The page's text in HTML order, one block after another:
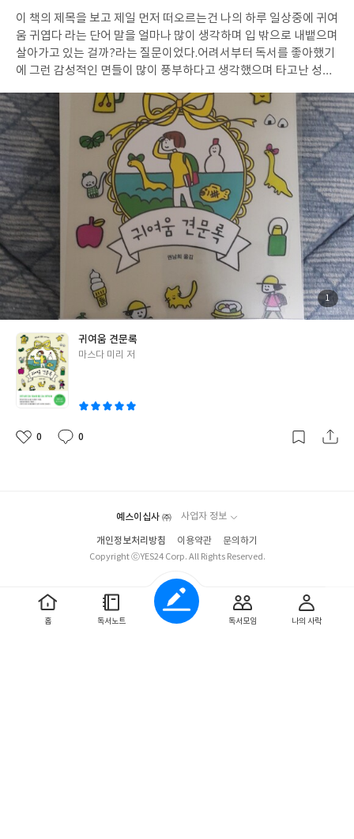
의 미성년자 소녀,윗층에 사는 수상한 행동을 하는 남자,그 남자를
미행하는 여자 이 세 사람의 얽히고 설힌 무서운 이야기를 담은 '위
층집',층간소음의 가장 극단적인 사례를 보는 듯한 한 아파트에서
일어난 노부부 살인사건을 다룬 '카오스 아파트의 층간소음 전쟁',
뜻밖의 진실을 그린 '소리 사이',매일 옆집에서 들려오는 여자의 신
음소리의 정체와 전혀 예상밖의 황당한 결말이 기다리는 '506호의
요상한 신음'까지 단순히 그려지는 층간소음 때문에 생기는 현실적
인 이웃끼리의 갈등 외에도 층간소음 안에서 공포 오컬트 유머등 다
양한 장르의 재료들을 버무리며 흥미로운 네 가지의 이야기를 담았
다. 과거의 경험과 뉴스에서 보았던 여러 사례들,위층집을 읽고 느
낀점은 역시 층간소음은 시간이 지나면 익숙해져 내성이 생기는게
아닌 오히려 그 반대로 자신을 최악의 상황으로 몰고 갈수 있다는 것
이고 자신이 피해자 입장에서 언제든 가해자 입장이 될수도 있는 당
사자가 아니면 절대 모르는 매우 어려운 민감한 문제라서 이건 이 복
잡한 도시에서 살아가기 위한 언제든 찾아올 수 있는 숙명과 같은 것
이 아닐까 라는 생각도 든다. 소재가 소재인만큼 장편보다는 단편의
매우 어울릴만한 현실적이고 흥미로운 이야기들이 소설적 재미들
과 그 안의 메세지들은 다양한 사람들 사이에서 화가나도 늘 이성을
앞세우며 우리 모두 층간소음 문제를 슬기롭게 극복하는 지혜가 절
실하다는 생각을 해보며 위층집 리뷰를 마친다.
일
이 책의 제목을 보고 제일 먼저 떠오르는건 나의 하루 일상중에 귀여
움 귀엽다 라는 단어 말을 얼마나 많이 생각하며 입 밖으로 내뱉으며
살아가고 있는 걸까?라는 질문이었다.어려서부터 독서를 좋아했기
에 그런 감성적인 면들이 많이 풍부하다고 생각했으며 타고난 성향
주 많이 밀접한 관계라는건 의심이 없을 것 같다. 길을 가다 길냥이
를 봤을때 귀여워,귀엽다ㅎㅎ 라는 말이 자연스럽게 튀어나오며 길
냥이에게 가까이 오라며 손짓을 하고 핸드폰을 꺼내서 사진좀 찍어
볼려고 하지만 항상 경계심 가득한 길냥이들이 내 말을 들을리가 없
으니 제대로 찍어 본 적은 없어도 내 시야에서 사라질 때까지 지켜보
며 길냥이의 건강을 빌어준다.또 주인과 함께 산책하는 개를 보면 귀
여움에 못이겨 가끔은 그냥 지나치지 않고 나의 낯가림이 심한 성격
을 무시하고 주인에게 허락을 받아 개를 만져도 보고 같이 사진도 찍
는다.동물을 너무 좋아해서 개나 고양이는 물론 많은 동물들은 나의
감성들을 마구 풍부해지게 만드는 그런 존재들이고 꼭 챙겨보는 최
애 프로중에 하나인 동물농장은 귀여움이 가득하다. 동물외에도 일
상중에 귀여움은 곳곳에서 느낄수 있는데 길을 가다 마주하는 어린
이집에 가는 버스에 올라타는 아이들이 귀여워!엄마나 할머니가 모
는 유모차에 곤히 잠들어있는 애기,영화 드라마 소설을 보다 인물의
말투나 행동에서도 귀여움은 언제나 찾아오고 sns를 하다가 사진을
보고,어떤 장소나 매일 먹어야 하는 음식에서도 늘 사용하는 물건에
서도 느낄때도 있고 벽에 그린 의미 없는 낙서에서도 나에겐 귀여움
이 뿜어져 나오는 등등 언급을 하자니 정말 끝이 없을것 같은데 이런
책이 바로 마스다 미리의 그림 에세이 '귀여움 견문록'이다. 귀여움
었다.무엇보다 작가의 너무나 디테일한 관찰력과 표현력에 읽는내
내 놀라움과 미소가 떠나질 않았고 책에서 찾는 힐링이란게 바로 이
런 감성과 기쁨이고 나의 귀여움에 대한 애정과 잘 맞아 떨어진 제대
로 취향저격한 에세이라 할수 있겠다. 나는 이 책을 출근길 지하철과
공원 벤치에서 봤는데 주위의 소음과 산만한 분위기 속에서도 가볍
고 편안한 기분으로 볼수 있었던 때와 장소를 가리지 않고 펼칠수 있
었으며 앞으로 내 인생에서 귀여움을 얼마나 더 많이 남발할지 즐거
첨
부
된
사
1
귀여움 견문록
글
마스다 미리 저
좋
0
댓
0
작
홈 독서노트 독서모임 나의 사락
예스이십사 ㈜ 사업자 정보
개인정보처리방침 이용약관
문의하기
Copyright ⓒYES24 Corp. All Rights Reserved.